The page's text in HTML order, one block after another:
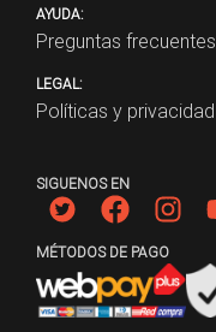
AYUDA:
Preguntas frecuentes
LEGAL:
Políticas y privacidad
SIGUENOS EN
MÉTODOS DE PAGO